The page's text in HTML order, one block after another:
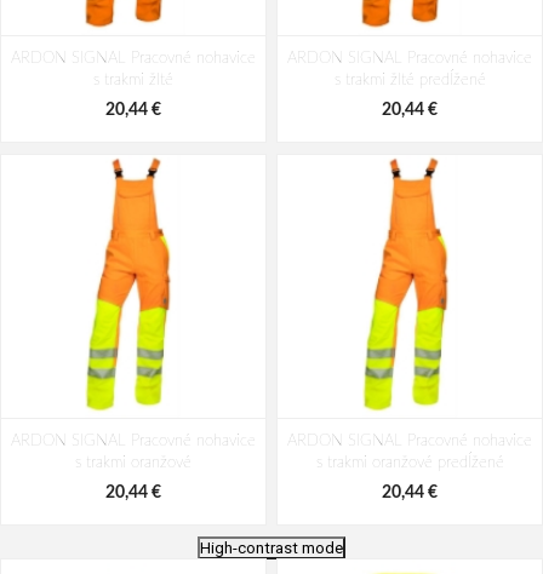
ARDON SIGNAL Pracovné nohavice
s trakmi žlté
20,44 €
ARDON SIGNAL Pracovné nohavice
s trakmi žlté predĺžené
20,44 €
ARDON SIGNAL Pracovné nohavice
s trakmi oranžové
20,44 €
ARDON SIGNAL Pracovné nohavice
s trakmi oranžové predĺžené
20,44 €
High-contrast mode